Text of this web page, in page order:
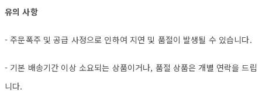
유의 사항
- 주문폭주 및 공급 사정으로 인하여 지연 및 품절이 발생될 수 있습니다.
- 기본 배송기간 이상 소요되는 상품이거나, 품절 상품은 개별 연락을 드립
니다.